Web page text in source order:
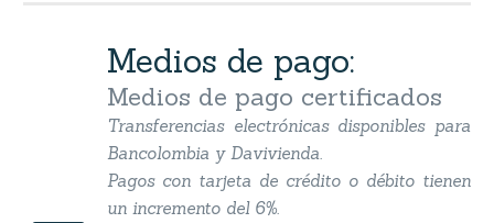
Medios de pago:
Medios de pago certificados
Transferencias electrónicas disponibles para
Bancolombia y Davivienda.
Pagos con tarjeta de crédito o débito tienen
un incremento del 6%.